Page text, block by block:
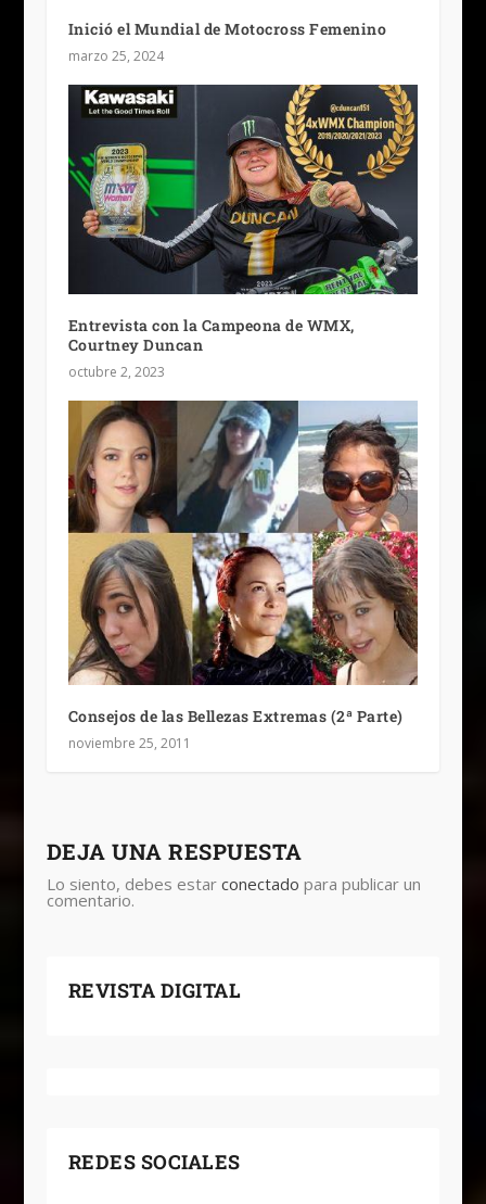
Inició el Mundial de Motocross Femenino
marzo 25, 2024
Entrevista con la Campeona de WMX,
Courtney Duncan
octubre 2, 2023
Consejos de las Bellezas Extremas (2ª Parte)
noviembre 25, 2011
DEJA UNA RESPUESTA
Lo siento, debes estar conectado para publicar un
comentario.
REVISTA DIGITAL
REDES SOCIALES